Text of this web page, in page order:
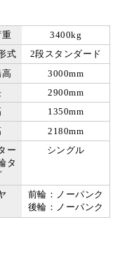
重
3400kg
式
2段スタンダード
高
3000mm
2900mm
1350mm
2180mm
ー
タ
シングル
前輪：ノーパンク
後輪：ノーパンク